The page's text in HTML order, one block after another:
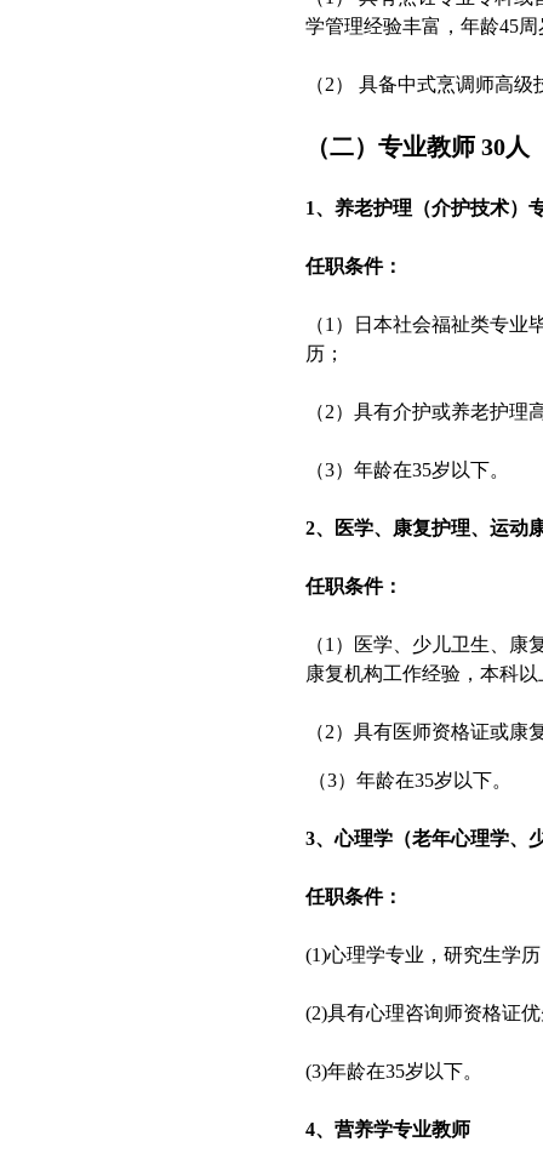
学管理经验丰富，年龄45
（2） 具备中式烹调师高
（二）专业教师 30人
1、养老护理（介护技术）
任职条件：
（1）日本社会福祉类专
历；
（2）具有介护或养老护理
（3）年龄在35岁以下。
2、医学、康复护理、运动
任职条件：
（1）医学、少儿卫生、
康复机构工作经验，本科
（2）具有医师资格证或康
（3）年龄在35岁以下。
3、心理学（老年心理学、
任职条件：
(1)心理学专业，研究生学
(2)具有心理咨询师资格证
(3)年龄在35岁以下。
4、营养学专业教师